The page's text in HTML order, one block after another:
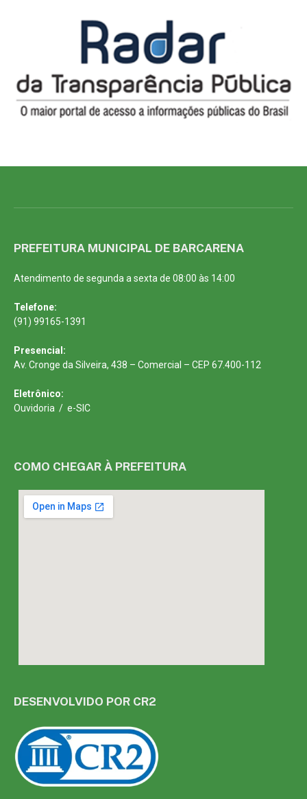
PREFEITURA MUNICIPAL DE BARCARENA
Atendimento de segunda a sexta de 08:00 às 14:00
Telefone:
(91) 99165-1391
Presencial:
Av. Cronge da Silveira, 438 – Comercial – CEP 67.400-112
Eletrônico:
Ouvidoria / e-SIC
COMO CHEGAR À PREFEITURA
DESENVOLVIDO POR CR2